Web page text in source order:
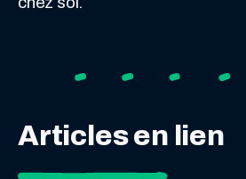
Articles en lien